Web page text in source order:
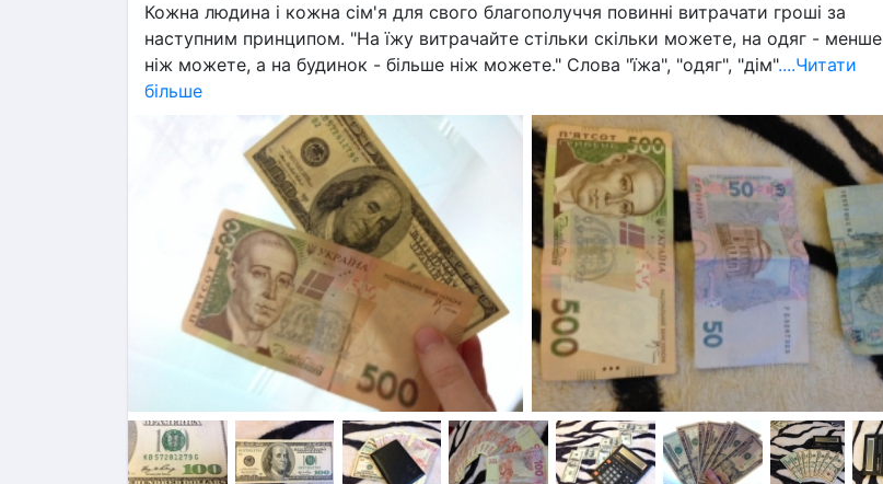
Кожна людина і кожна сім'я для свого благополуччя повинні витрачати гроші за
наступним принципом. "На їжу витрачайте стільки скільки можете, на одяг - менше
ніж можете, а на будинок - більше ніж можете." Слова "їжа", "одяг", "дім"....Читати
більше